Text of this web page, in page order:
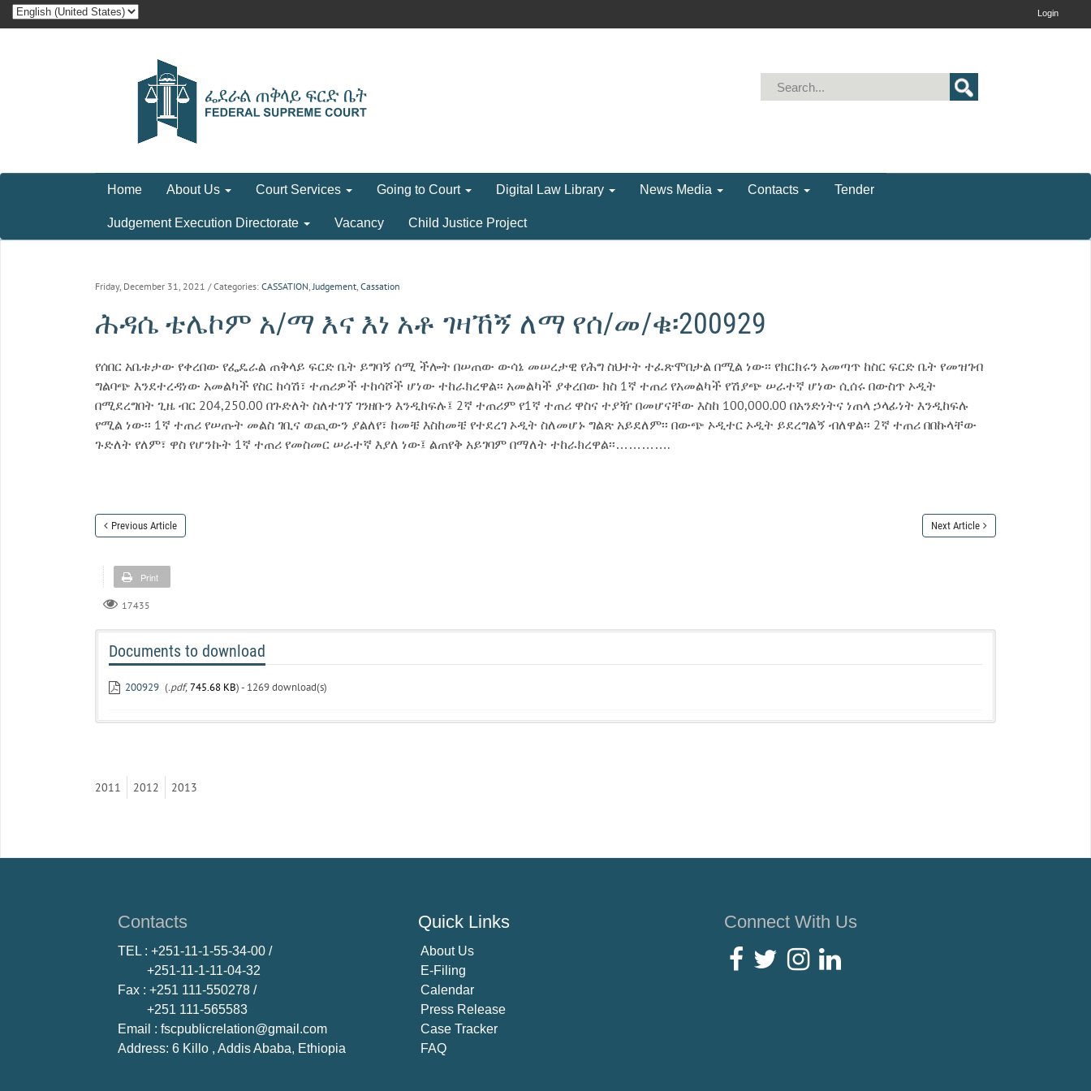
Login
Home About Us Court Services Going to Court Digital Law Library News Media Contacts Tender
Judgement Execution Directorate Vacancy Child Justice Project
Friday, December 31, 2021 / Categories: CASSATION,Judgement, Cassation
ሕዳሴ ቴሌኮም አ/ማ እና እነ አቶ ገዛኸኝ ለማ የሰ/መ/ቁ፡200929
የሰበር አቤቱታው የቀረበው የፌዴራል ጠቅላይ ፍርድ ቤት ይግባኝ ሰሚ ችሎት በሠጠው ውሳኔ መሠረታዊ የሕግ ስህተት ተፈጽሞበታል በሚል ነው፡፡ የክርክሩን አመጣጥ ከስር ፍርድ ቤት የመዝገብ
ግልባጭ እንደተረዳነው አመልካች የስር ከሳሽ፣ ተጠሪዎች ተከሳሾች ሆነው ተከራክረዋል፡፡ አመልካች ያቀረበው ክስ 1ኛ ተጠሪ የአመልካች የሽያጭ ሠራተኛ ሆነው ሲሰሩ በውስጥ ኦዲት
በሚደረግበት ጊዜ ብር 204,250.00 በጉድለት ስለተገኘ ገንዘቡን እንዲከፍሉ፤ 2ኛ ተጠሪም የ1ኛ ተጠሪ ዋስና ተያዥ በመሆናቸው እስከ 100,000.00 በአንድነትና ነጠላ ኃላፊነት እንዲከፍሉ
የሚል ነው፡፡ 1ኛ ተጠሪ የሠጡት መልስ ገቢና ወጪውን ያልለየ፣ ከመቼ እስከመቼ የተደረገ ኦዲት ስለመሆኑ ግልጽ አይደለም፡፡ በውጭ ኦዲተር ኦዲት ይደረግልኝ ብለዋል፡፡ 2ኛ ተጠሪ በበኩላቸው
ጉድለት የለም፣ ዋስ የሆንኩት 1ኛ ተጠሪ የመስመር ሠራተኛ እያለ ነው፤ ልጠየቅ አይገባም በማለት ተከራክረዋል፡፡………….
Previous Article Next Article
Print
17435
Documents to download
200929 (.pdf,745.68 KB) - 1269 download(s)
2011 2012 2013
Contacts
TEL : +251-11-1-55-34-00 /
+251-11-1-11-04-32
Fax : +251 111-550278 /
+251 111-565583
Email : fscpublicrelation@gmail.com
Address: 6 Killo , Addis Ababa, Ethiopia
Quick Links
About Us
E-Filing
Calendar
Press Release
Case Tracker
FAQ
Connect With Us